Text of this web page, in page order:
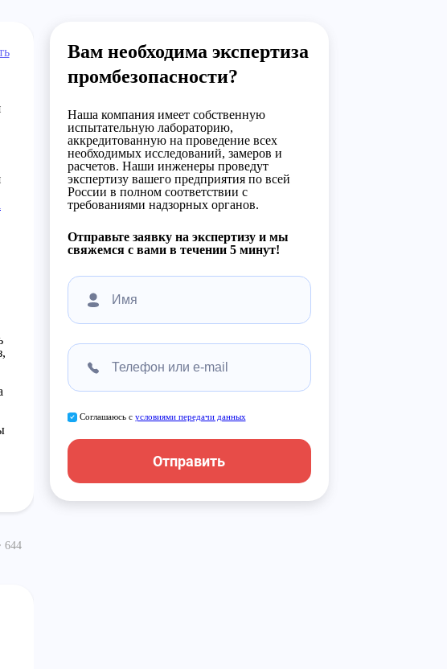
644
Вам необходима экспертиза
промбезопасности?
Наша компания имеет собственную
испытательную лабораторию,
аккредитованную на проведение всех
необходимых исследований, замеров и
расчетов. Наши инженеры проведут
экспертизу вашего предприятия по всей
России в полном соответствии с
требованиями надзорных органов.
Отправьте заявку на экспертизу и мы
свяжемся с вами в течении 5 минут!
Соглашаюсь с условиями передачи данных
Отправить